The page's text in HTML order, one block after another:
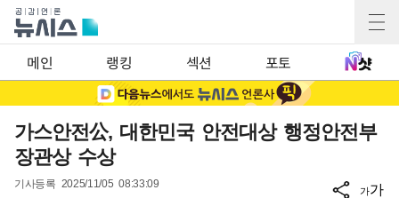
메인 랭킹 섹션 포토
가스안전公, 대한민국 안전대상 행정안전부
장관상 수상
기사등록 2025/11/05 08:33:09
가가